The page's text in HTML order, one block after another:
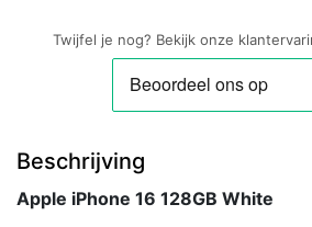
Twijfel je nog? Bekijk onze
Beschrijving
Apple iPhone 16 128GB White